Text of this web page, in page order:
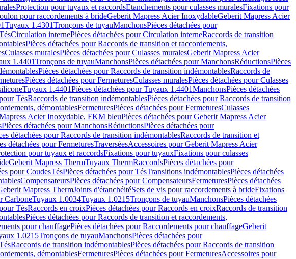
Protection pour tuyaux et raccordsEtanchements pour culasses muralesFixations pour
pour raccordements à brideGeberit Mapress Acier InoxydableGeberit Mapress Acier
Tuyaux 1.4301Tronçons de tuyauManchonsPièces détachées pour
Circulation internePièces détachées pour Circulation interneRaccords de transition
Pièces détachées pour Raccords de transition et raccordements,
Culasses muralesPièces détachées pour Culasses muralesGeberit Mapress Acier
1.4401Tronçons de tuyauManchonsPièces détachées pour ManchonsRéductionsPièces
Pièces détachées pour Raccords de transition indémontablesRaccords de
Pièces détachées pour FermeturesCulasses muralesPièces détachées pour Culasses
Tuyaux 1.4401Pièces détachées pour Tuyaux 1.4401ManchonsPièces détachées
TésRaccords de transition indémontablesPièces détachées pour Raccords de transition
démontablesFermeturesPièces détachées pour FermeturesCulasses
Acier Inoxydable, FKM bleuPièces détachées pour Geberit Mapress Acier
Pièces détachées pour ManchonsRéductionsPièces détachées pour
détachées pour Raccords de transition indémontablesRaccords de transition et
détachées pour FermeturesTraverséesAccessoires pour Geberit Mapress Acier
pour tuyaux et raccordsFixations pour tuyauxFixations pour culasses
Geberit Mapress ThermTuyaux ThermRaccordsPièces détachées pour
pour CoudesTésPièces détachées pour TésTransitions indémontablesPièces détachées
CompensateursPièces détachées pour CompensateursFermeturesPièces détachées
Mapress ThermJoints d'étanchéitéSets de vis pour raccordements à brideFixations
CarboneTuyaux 1.0034Tuyaux 1.0215Tronçons de tuyauManchonsPièces détachées
TésRaccords en croixPièces détachées pour Raccords en croixRaccords de transition
Pièces détachées pour Raccords de transition et raccordements,
pour chauffagePièces détachées pour Raccordements pour chauffageGeberit
1.0215Tronçons de tuyauManchonsPièces détachées pour
Raccords de transition indémontablesPièces détachées pour Raccords de transition
démontablesFermeturesPièces détachées pour FermeturesAccessoires pour